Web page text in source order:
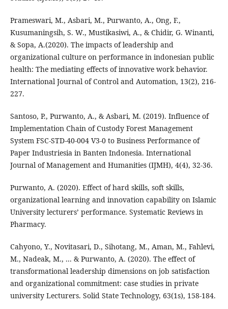
Prameswari, M., Asbari, M., Purwanto, A., Ong, F.,
Kusumaningsih, S. W., Mustikasiwi, A., & Chidir, G. Winanti,
& Sopa, A.(2020). The impacts of leadership and
organizational culture on performance in indonesian public
health: The mediating effects of innovative work behavior.
International Journal of Control and Automation, 13(2), 216-
227.
Santoso, P., Purwanto, A., & Asbari, M. (2019). Influence of
Implementation Chain of Custody Forest Management
System FSC-STD-40-004 V3-0 to Business Performance of
Paper Industriesia in Banten Indonesia. International
Journal of Management and Humanities (IJMH), 4(4), 32-36.
Purwanto, A. (2020). Effect of hard skills, soft skills,
organizational learning and innovation capability on Islamic
University lecturers’ performance. Systematic Reviews in
Pharmacy.
Cahyono, Y., Novitasari, D., Sihotang, M., Aman, M., Fahlevi,
M., Nadeak, M., ... & Purwanto, A. (2020). The effect of
transformational leadership dimensions on job satisfaction
and organizational commitment: case studies in private
university Lecturers. Solid State Technology, 63(1s), 158-184.